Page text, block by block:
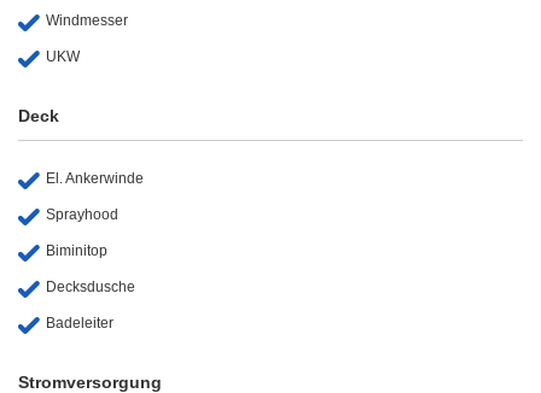
Windmesser
UKW
Deck
El. Ankerwinde
Sprayhood
Biminitop
Decksdusche
Badeleiter
Stromversorgung